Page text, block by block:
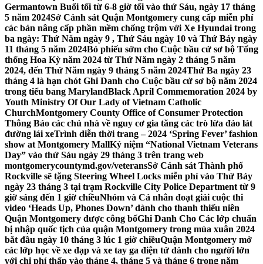
Germantown Buổi tối từ 6-8 giờ tối vào thứ Sáu, ngày 17 tháng
5 năm 2024Sở Cảnh sát Quận Montgomery cung cấp miễn phí
các bản nâng cấp phần mềm chống trộm với Xe Hyundai trong
ba ngày: Thứ Năm ngày 9 , Thứ Sáu ngày 10 và Thứ Bảy ngày
11 tháng 5 năm 2024Bỏ phiếu sớm cho Cuộc bầu cử sơ bộ Tổng
thống Hoa Kỳ năm 2024 từ Thứ Năm ngày 2 tháng 5 năm
2024, đến Thứ Năm ngày 9 tháng 5 năm 2024Thứ Ba ngày 23
tháng 4 là hạn chót Ghi Danh cho Cuộc bầu cử sơ bộ năm 2024
trong tiểu bang MarylandBlack April Commemoration 2024 by
Youth Ministry Of Our Lady of Vietnam Catholic
ChurchMontgomery County Office of Consumer Protection
Thông Báo các chủ nhà về nguy cơ gia tăng các trò lừa đảo lát
đường lái xeTrình diễn thời trang – 2024 ‘Spring Fever’ fashion
show at Montgomery MallKỷ niệm “National Vietnam Veterans
Day” vào thứ Sáu ngày 29 tháng 3 trên trang web
montgomerycountymd.gov/veteransSở Cảnh sát Thành phố
Rockville sẽ tặng Steering Wheel Locks miễn phí vào Thứ Bảy
ngày 23 tháng 3 tại trạm Rockville City Police Department từ 9
giờ sáng đến 1 giờ chiềuNhóm và Cá nhân đoạt giải cuộc thi
video ‘Heads Up, Phones Down’ dành cho thanh thiếu niên
Quận Montgomery được công bốGhi Danh Cho Các lớp chuẩn
bị nhập quốc tịch của quận Montgomery trong mùa xuân 2024
bắt đầu ngày 10 tháng 3 lúc 1 giờ chiềuQuận Montgomery mở
các lớp học về xe đạp và xe tay ga điện tử dành cho người lớn
với chi phí thấp vào tháng 4, tháng 5 và tháng 6 trong năm